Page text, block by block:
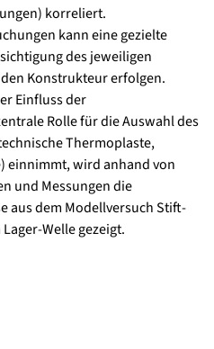
korreliert.
kann eine gezielte
des jeweiligen
Konstrukteur erfolgen.
Einfluss der
Rolle für die Auswahl des
Thermoplaste,
einnimmt, wird anhand von
und Messungen die
aus dem Modellversuch Stift-
Welle gezeigt.